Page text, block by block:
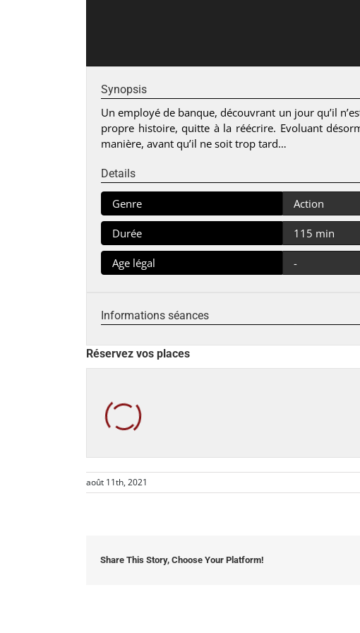
Synopsis
Un employé de banque, découvrant un jour qu’il
propre histoire, quitte à la réécrire. Evoluant
manière, avant qu’il ne soit trop tard…
Details
Genre Action
Durée 115 min
Age légal -
Informations séances
Réservez vos places
août 11th, 2021
Share This Story, Choose Your Platform!